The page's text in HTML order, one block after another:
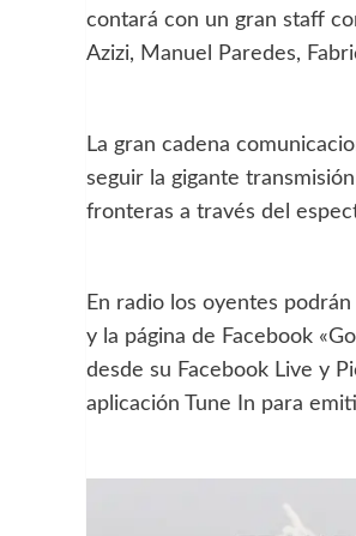
contará con un gran staff
Azizi, Manuel Paredes,
La gran cadena
seguir la gigante
fronteras a través del
En radio los oyentes
y la página de Facebook
desde su Facebook Live y
aplicación Tune In para